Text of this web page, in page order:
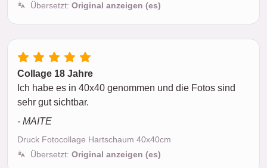
Übersetzt: Original anzeigen (es)
Collage 18 Jahre
Ich habe es in 40x40 genommen und die Fotos sind
sehr gut sichtbar.
- MAITE
Druck Fotocollage Hartschaum 40x40cm
Übersetzt: Original anzeigen (es)